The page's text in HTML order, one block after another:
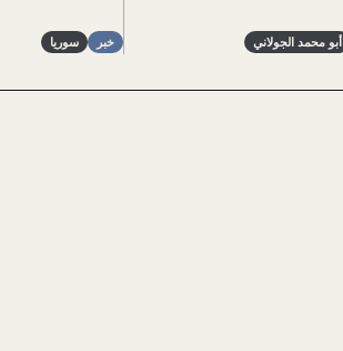
أبو محمد الجولاني خبر سوريا